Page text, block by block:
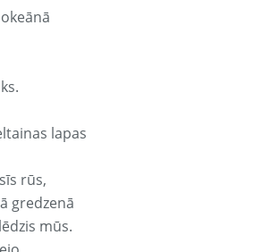
lapas
rūs,
gredzenā
mūs.